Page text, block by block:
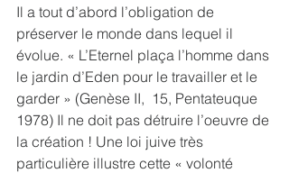
Il a tout d’abord l’obligation de
préserver le monde dans lequel il
évolue. « L’Eternel plaça l’homme dans
le jardin d’Eden pour le travailler et le
garder » (Genèse II,  15, Pentateuque
1978) Il ne doit pas détruire l’oeuvre de
la création ! Une loi juive très
particulière illustre cette « volonté